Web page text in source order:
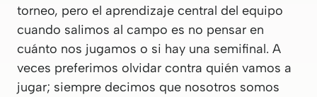
torneo, pero el aprendizaje central del equipo
cuando salimos al campo es no pensar en
cuánto nos jugamos o si hay una semifinal. A
veces preferimos olvidar contra quién vamos a
jugar; siempre decimos que nosotros somos